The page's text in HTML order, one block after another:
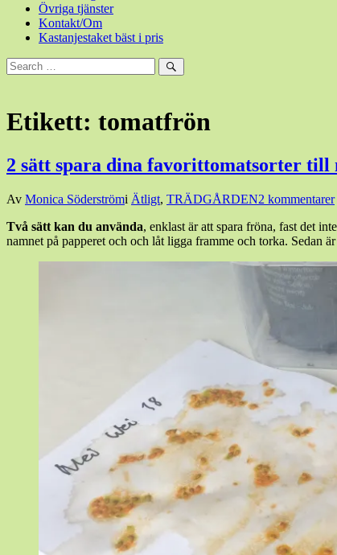
Övriga tjänster
Kontakt/Om
Kastanjestaket bäst i pris
Sök
efter:
Sök
Etikett: tomatfrön
2 sätt spara dina favorittomatsorter till
Den
september,
201817
Av Monica Söderströmi Ätligt, TRÄDGÅRDEN2 kommentarer
Två sätt kan du använda, enklast är att spara fröna, fast det
namnet på papperet och och låt ligga framme och torka. Sedan